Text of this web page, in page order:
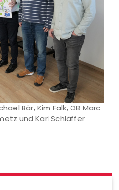
Bär, Kim Falk, OB Marc
und Karl Schläffer